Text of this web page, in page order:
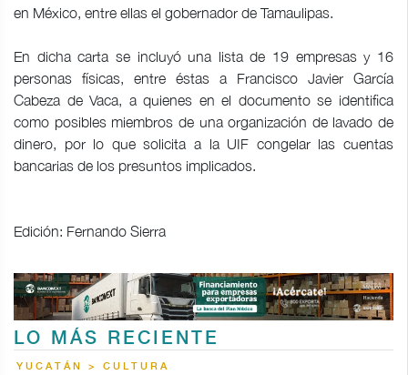
en México, entre ellas el gobernador de Tamaulipas.
En dicha carta se incluyó una lista de 19 empresas y 16
personas físicas, entre éstas a Francisco Javier García
Cabeza de Vaca, a quienes en el documento se identifica
como posibles miembros de una organización de lavado de
dinero, por lo que solicita a la UIF congelar las cuentas
bancarias de los presuntos implicados.
Edición: Fernando Sierra
LO MÁS RECIENTE
YUCATÁN > CULTURA